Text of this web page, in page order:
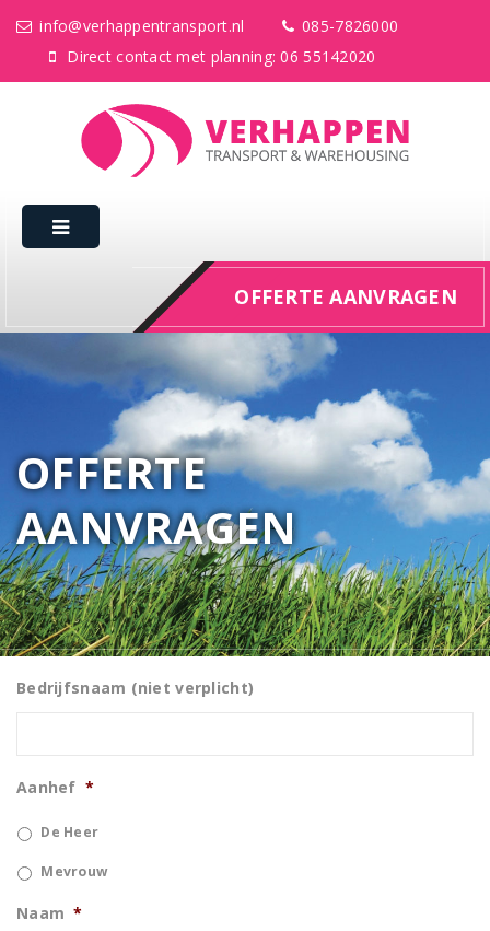
info@verhappentransport.nl
085-7826000
Direct contact met planning: 06 55142020
OFFERTE AANVRAGEN
OFFERTE
AANVRAGEN
Bedrijfsnaam (niet verplicht)
Aanhef *
De Heer
Mevrouw
Naam *